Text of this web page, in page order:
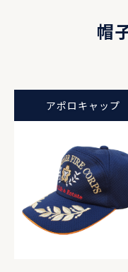
帽
アポロキャップ